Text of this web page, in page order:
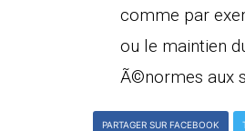
comme par
ou le maintien
Ã©normes aux
PARTAGER SUR FACEBOOK